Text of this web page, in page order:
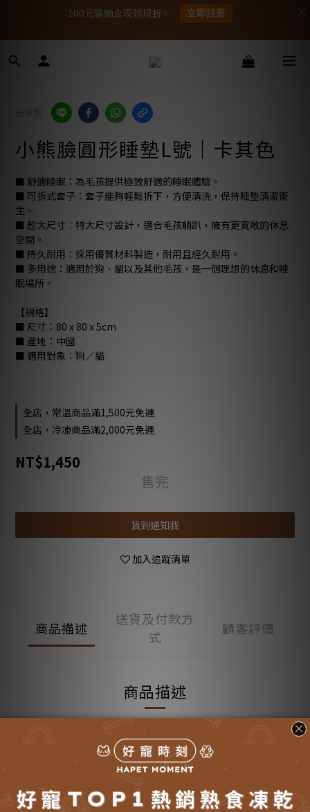
小熊臉圓形睡墊L號｜卡其色
■ 舒適睡眠：為毛孩提供極致舒適的睡眠體驗。
■ 可拆式套子：套子能夠輕鬆拆下，方便清洗，保持睡墊清潔衛
生。
■ 超大尺寸：特大尺寸設計，適合毛孩躺趴，擁有更寬敞的休息
空間。
■ 持久耐用：採用優質材料製造，耐用且經久耐用。
■ 多用途：適用於狗、貓以及其他毛孩，是一個理想的休息和睡
眠場所。
【規格】
■ 尺寸：80 x 80 x 5cm
■ 產地：中國
■ 適用對象：狗／貓
全店，常溫商品滿1,500元免運
全店，冷凍商品滿2,000元免運
NT$1,450
售完
貨到通知我
加入追蹤清單
商品描述
送貨及付款方
式
顧客評價
商品描述
了解更多
100元購物金現領現折✨ 立即註冊